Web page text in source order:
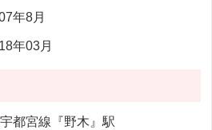
年8月
年03月
都宮線『野木』駅